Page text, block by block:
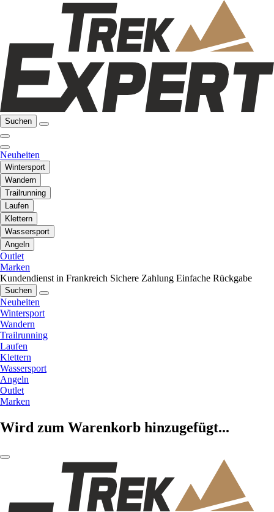
Suchen
Neuheiten
Wintersport
Wandern
Trailrunning
Laufen
Klettern
Wassersport
Angeln
Outlet
Marken
Kundendienst in Frankreich Sichere Zahlung Einfache Rückgabe
Suchen
Neuheiten
Wintersport
Wandern
Trailrunning
Laufen
Klettern
Wassersport
Angeln
Outlet
Marken
Wird zum Warenkorb hinzugefügt...